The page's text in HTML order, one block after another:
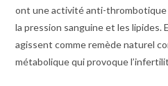
ont une activité anti-
la pression sanguine et les lipides.
agissent comme remède naturel
métabolique qui provoque